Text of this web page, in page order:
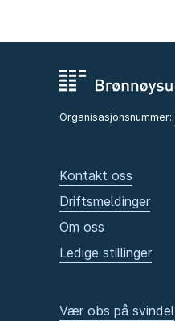
Organisasjonsnummer:
Kontakt oss
Driftsmeldinger
Om oss
Ledige stillinger
Vær obs på svindel